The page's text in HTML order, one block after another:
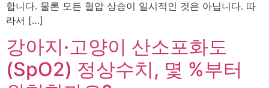
합니다. 물론 모든 혈압 상승이 일시적인 것은 아닙니다. 따
라서 […]
강아지·고양이 산소포화도
(SpO2) 정상수치, 몇 %부터